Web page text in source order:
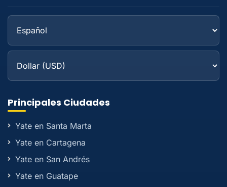
Principales Ciudades
Yate en Santa Marta
Yate en Cartagena
Yate en San Andrés
Yate en Guatape